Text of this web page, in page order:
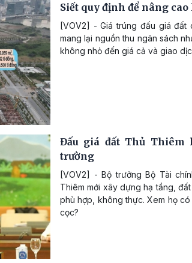
Siết quy định để nâng
[VOV2] - Giá trúng đấu giá
mang lại nguồn thu ngân sách
không nhỏ đến giá cả và giao
Đấu giá đất Thủ
trường
[VOV2] - Bộ trưởng Bộ Tài
Thiêm mới xây dựng hạ tầng,
phù hợp, không thực. Xem họ
cọc?